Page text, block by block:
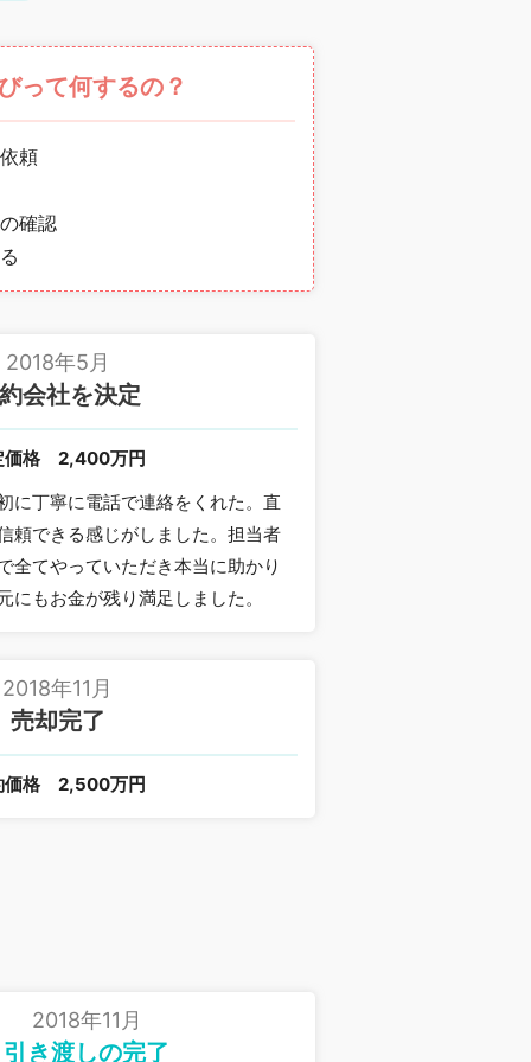
って何するの？
頼
確認
2018年5月
会社を決定
価格
2,400万円
に丁寧に電話で連絡をくれた。直
頼できる感じがしました。担当者
全てやっていただき本当に助かり
にもお金が残り満足しました。
2018年11月
売却完了
価格 2,500万円
2018年11月
引き渡しの完了